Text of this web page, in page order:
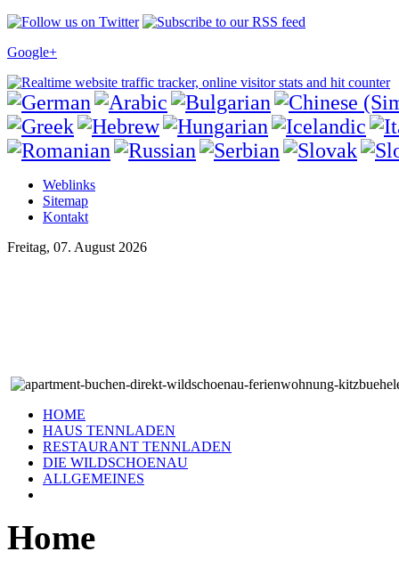
Google+
Weblinks
Sitemap
Kontakt
Freitag, 07. August 2026
HOME
HAUS TENNLADEN
RESTAURANT TENNLADEN
DIE WILDSCHOENAU
ALLGEMEINES
Home